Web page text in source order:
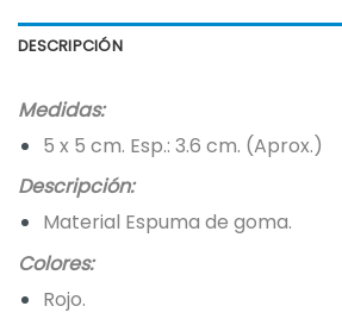
DESCRIPCIÓN
Medidas:
5 x 5 cm. Esp.: 3.6 cm. (Aprox.)
Descripción:
Material Espuma de goma.
Colores:
Rojo.